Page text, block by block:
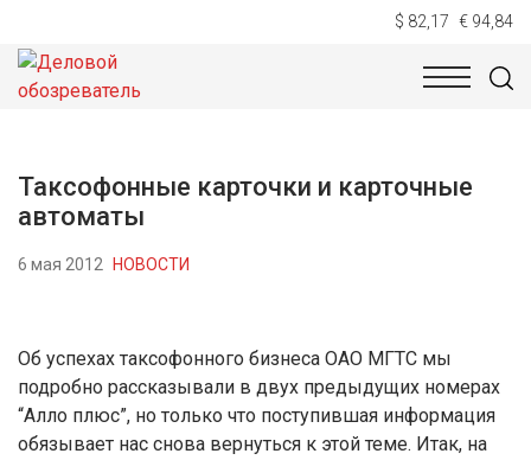
$ 82,17 € 94,84
НОВОСТИ
Таксофонные карточки и карточные
автоматы
6 мая 2012 НОВОСТИ
Об успехах таксофонного бизнеса ОАО МГТС мы
подробно рассказывали в двух предыдущих номерах
“Алло плюс”, но только что поступившая информация
обязывает нас снова вернуться к этой теме. Итак, на